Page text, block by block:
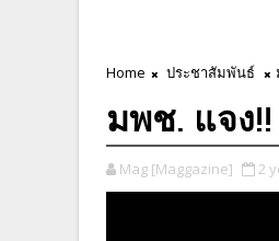
Home ประชาสัมพันธ์
มพช. แจง
Mag [Maggazine] 2